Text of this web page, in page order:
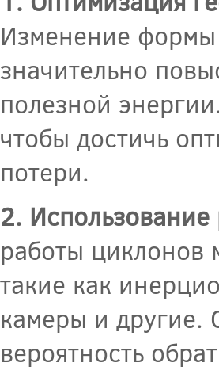
Изменение
значительно
полезной
чтобы достичь
потери.
2. Использование
работы циклонов
такие как
камеры и другие.
вероятность